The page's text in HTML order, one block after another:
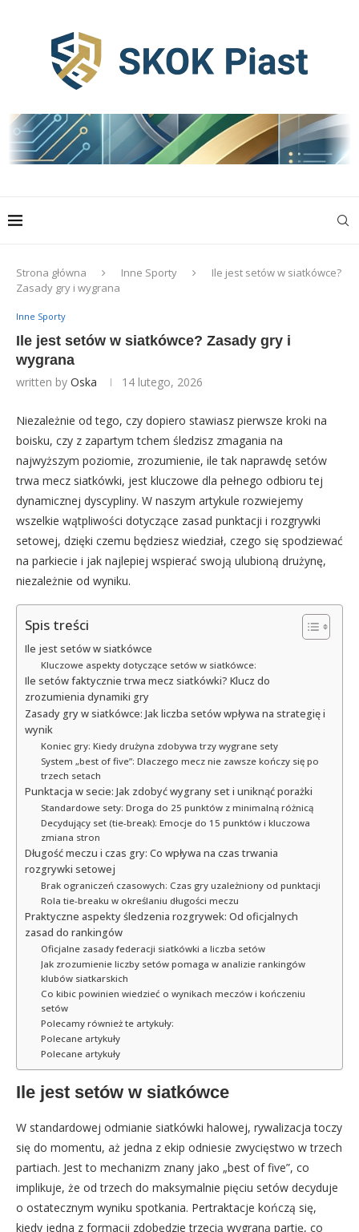
Strona główna Inne Sporty
Ile jest setów w siatkówce?
Zasady gry i wygrana
Inne Sporty
Ile jest setów w siatkówce? Zasady gry i
wygrana
written by Oska 14 lutego, 2026
Niezależnie od tego, czy dopiero stawiasz pierwsze kroki na
boisku, czy z zapartym tchem śledzisz zmagania na
najwyższym poziomie, zrozumienie, ile tak naprawdę setów
trwa mecz siatkówki, jest kluczowe dla pełnego odbioru tej
dynamicznej dyscypliny. W naszym artykule rozwiejemy
wszelkie wątpliwości dotyczące zasad punktacji i rozgrywki
setowej, dzięki czemu będziesz wiedział, czego się spodziewać
na parkiecie i jak najlepiej wspierać swoją ulubioną drużynę,
niezależnie od wyniku.
Spis treści
Ile jest setów w siatkówce
Kluczowe aspekty dotyczące setów w siatkówce:
Ile setów faktycznie trwa mecz siatkówki? Klucz do
zrozumienia dynamiki gry
Zasady gry w siatkówce: Jak liczba setów wpływa na strategię i
wynik
Koniec gry: Kiedy drużyna zdobywa trzy wygrane sety
System „best of five”: Dlaczego mecz nie zawsze kończy się po
trzech setach
Punktacja w secie: Jak zdobyć wygrany set i uniknąć porażki
Standardowe sety: Droga do 25 punktów z minimalną różnicą
Decydujący set (tie-break): Emocje do 15 punktów i kluczowa
zmiana stron
Długość meczu i czas gry: Co wpływa na czas trwania
rozgrywki setowej
Brak ograniczeń czasowych: Czas gry uzależniony od punktacji
Rola tie-breaku w określaniu długości meczu
Praktyczne aspekty śledzenia rozgrywek: Od oficjalnych
zasad do rankingów
Oficjalne zasady federacji siatkówki a liczba setów
Jak zrozumienie liczby setów pomaga w analizie rankingów
klubów siatkarskich
Co kibic powinien wiedzieć o wynikach meczów i kończeniu
setów
Polecamy również te artykuły:
Polecane artykuły
Polecane artykuły
Ile jest setów w siatkówce
W standardowej odmianie siatkówki halowej, rywalizacja toczy
się do momentu, aż jedna z ekip odniesie zwycięstwo w trzech
partiach. Jest to mechanizm znany jako „best of five”, co
implikuje, że od trzech do maksymalnie pięciu setów decyduje
o ostatecznym wyniku spotkania. Pertraktacje kończą się,
kiedy jedna z formacji zdobędzie trzecią wygraną partię, co